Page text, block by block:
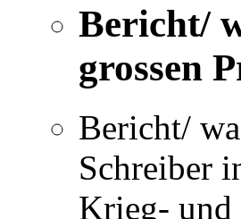
Bericht/
grossen
Bericht/
Schreiber
Krieg- und